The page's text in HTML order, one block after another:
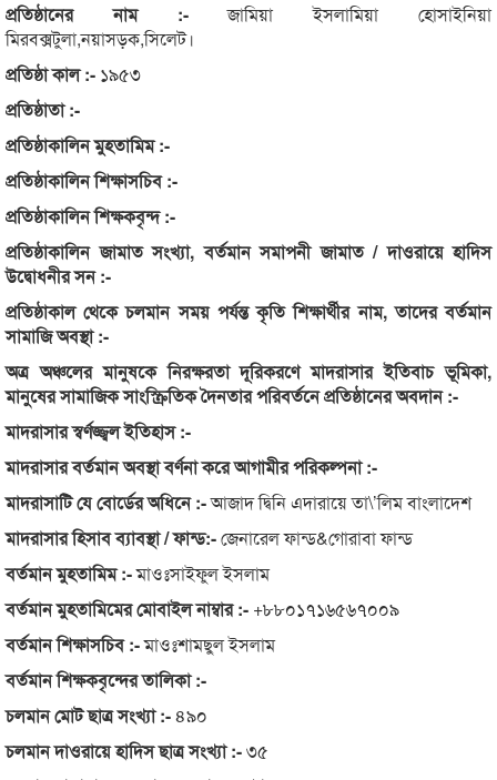
প্রতিষ্ঠানের নাম :-জামিয়া ইসলামিয়া হোসাইনিয়া
মিরবক্সটুলা,নয়াসড়ক,সিলেট।
প্রতিষ্ঠা কাল :- ১৯৫৩
প্রতিষ্ঠাতা :-
প্রতিষ্ঠাকালিন মুহতামিম :-
প্রতিষ্ঠাকালিন শিক্ষাসচিব :-
প্রতিষ্ঠাকালিন শিক্ষকবৃন্দ :-
প্রতিষ্ঠাকালিন জামাত সংখ্যা, বর্তমান সমাপনী জামাত / দাওরায়ে হাদিস
উদ্বোধনীর সন :-
প্রতিষ্ঠাকাল থেকে চলমান সময় পর্যন্ত কৃতি শিক্ষার্থীর নাম, তাদের বর্তমান
সামাজি অবস্থা :-
অত্র অঞ্চলের মানুষকে নিরক্ষরতা দূরিকরণে মাদরাসার ইতিবাচ ভূমিকা,
মানুষের সামাজিক সাংস্ক্রিতিক দৈনতার পরিবর্তনে প্রতিষ্ঠানের অবদান :-
মাদরাসার স্বর্ণজ্জ্বল ইতিহাস :-
মাদরাসার বর্তমান অবস্থা বর্ণনা করে আগামীর পরিকল্পনা :-
মাদরাসাটি যে বোর্ডের অধিনে :-আজাদ দ্বিনি এদারায়ে তা\’লিম বাংলাদেশ
মাদরাসার হিসাব ব্যাবস্থা / ফান্ড:-জেনারেল ফান্ড&গোরাবা ফান্ড
বর্তমান মুহতামিম :-মাওঃসাইফুল ইসলাম
বর্তমান মুহতামিমের মোবাইল নাম্বার :- +৮৮০১৭১৬৫৬৭০০৯
বর্তমান শিক্ষাসচিব :-মাওঃশামছুল ইসলাম
বর্তমান শিক্ষকবৃন্দের তালিকা :-
চলমান মোট ছাত্র সংখ্যা :-৪৯০
চলমান দাওরায়ে হাদিস ছাত্র সংখ্যা :-৩৫